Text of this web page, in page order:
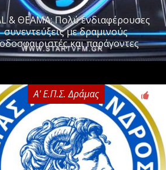
& ΘΕΑΜΑ: Πολύ ενδιαφέρουσες
συνεντεύξεις με δραμινούς
και παράγοντες
Α' Ε.Π.Σ. Δράμας